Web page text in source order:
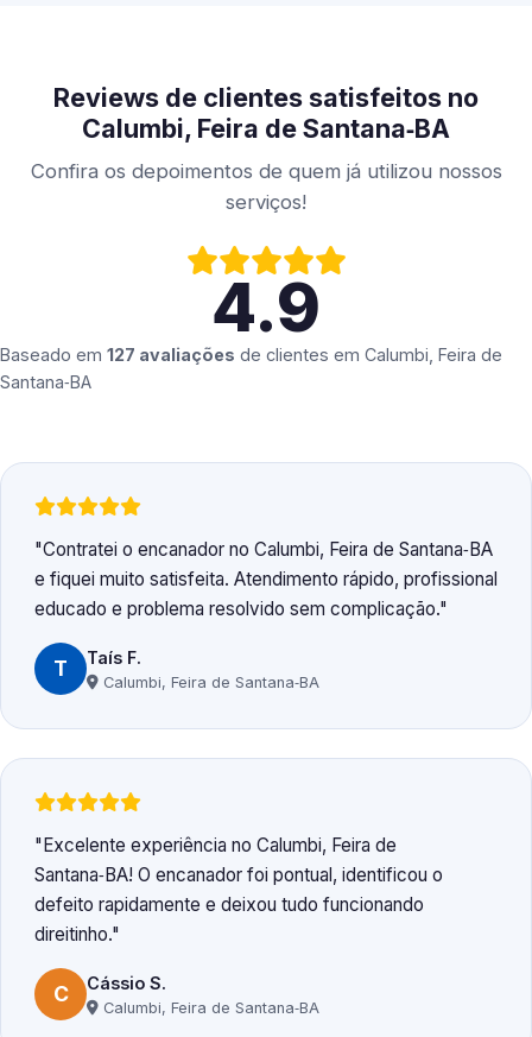
Reviews de clientes satisfeitos no
Calumbi, Feira de Santana‑BA
Confira os depoimentos de quem já utilizou nossos
serviços!
4.9
Baseado em 127 avaliações de clientes em Calumbi, Feira de
Santana‑BA
Contratei o encanador no Calumbi, Feira de Santana‑BA
e fiquei muito satisfeita. Atendimento rápido, profissional
educado e problema resolvido sem complicação.
T Taís F.
Calumbi, Feira de Santana‑BA
Excelente experiência no Calumbi, Feira de
Santana‑BA! O encanador foi pontual, identificou o
defeito rapidamente e deixou tudo funcionando
direitinho.
C Cássio S.
Calumbi, Feira de Santana‑BA